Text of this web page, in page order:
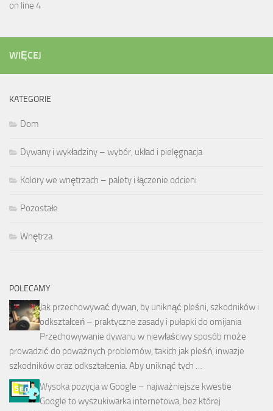
on line 4
WIĘCEJ
KATEGORIE
Dom
Dywany i wykładziny – wybór, układ i pielęgnacja
Kolory we wnętrzach – palety i łączenie odcieni
Pozostałe
Wnętrza
POLECAMY
Jak przechowywać dywan, by uniknąć pleśni, szkodników i
odkształceń – praktyczne zasady i pułapki do omijania
Przechowywanie dywanu w niewłaściwy sposób może
prowadzić do poważnych problemów, takich jak pleśń, inwazje
szkodników oraz odkształcenia. Aby uniknąć tych …
Wysoka pozycja w Google – najważniejsze kwestie
Google to wyszukiwarka internetowa, bez której